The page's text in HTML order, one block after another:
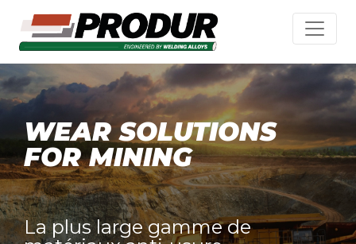
WEAR SOLUTIONS
FOR MINING
La plus large gamme de